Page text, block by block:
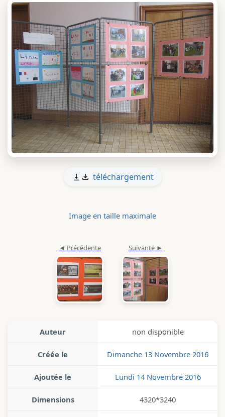
téléchargement
Image en taille maximale
Auteur non disponible
Créée le Dimanche 13 Novembre 2016
Ajoutée le Lundi 14 Novembre 2016
Dimensions 4320*3240